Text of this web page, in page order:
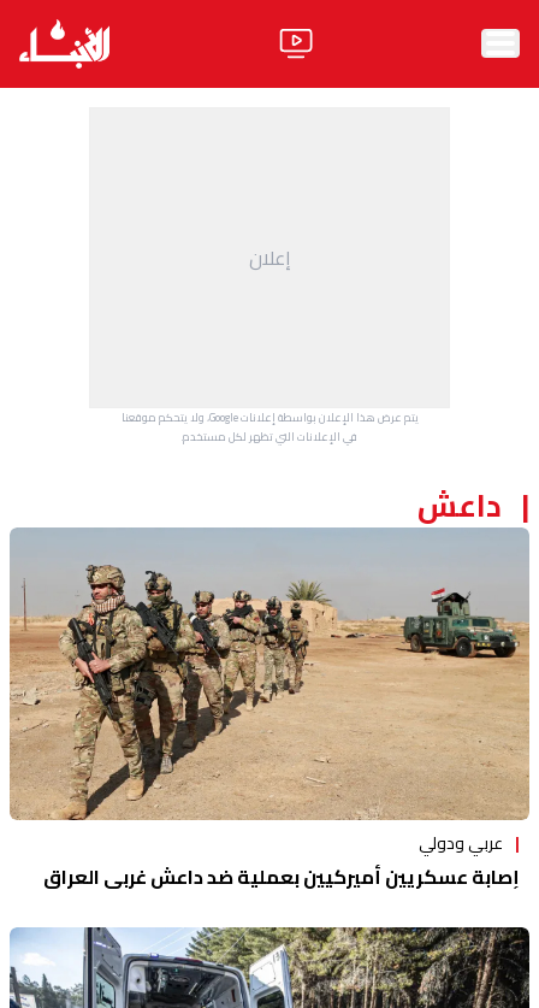
ثقافة ومجتمع
إعلان
يتم عرض هذا الإعلان بواسطة إعلانات Google، ولا يتحكم موقعنا
في الإعلانات التي تظهر لكل مستخدم.
داعش
عربي ودولي
إصابة عسكريين أميركيين بعملية ضد داعش غربي العراق